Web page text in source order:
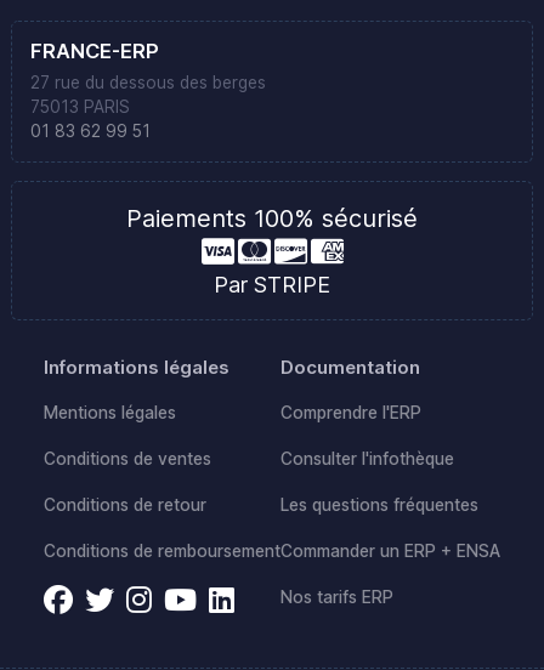
FRANCE-ERP
27 rue du dessous des berges
75013 PARIS
01 83 62 99 51
Paiements 100% sécurisé
Par STRIPE
Informations légales
Mentions légales
Conditions de ventes
Conditions de retour
Conditions de remboursement
Documentation
Comprendre l'ERP
Consulter l'infothèque
Les questions fréquentes
Commander un ERP + ENSA
Nos tarifs ERP